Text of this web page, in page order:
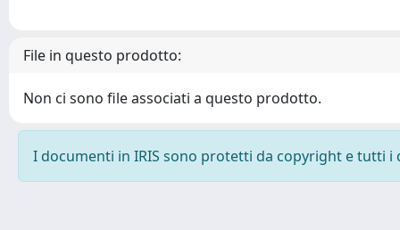
File in questo prodotto:
Non ci sono file associati a questo prodotto.
I documenti in IRIS sono protetti da copyright e tutti